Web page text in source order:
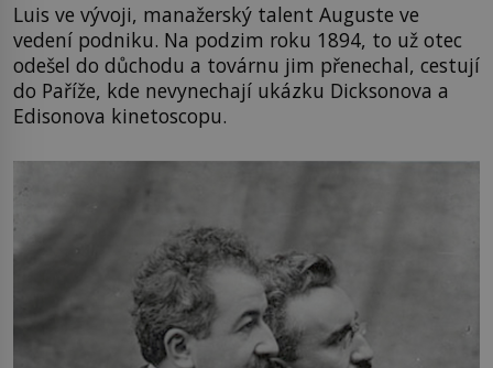
Luis ve vývoji, manažerský talent Auguste ve
vedení podniku. Na podzim roku 1894, to už otec
odešel do důchodu a továrnu jim přenechal, cestují
do Paříže, kde nevynechají ukázku Dicksonova a
Edisonova kinetoscopu.